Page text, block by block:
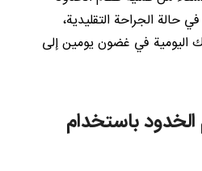
حالة الجراحة التقليدية،
اليومية في غضون يومين إلى
باستخدام